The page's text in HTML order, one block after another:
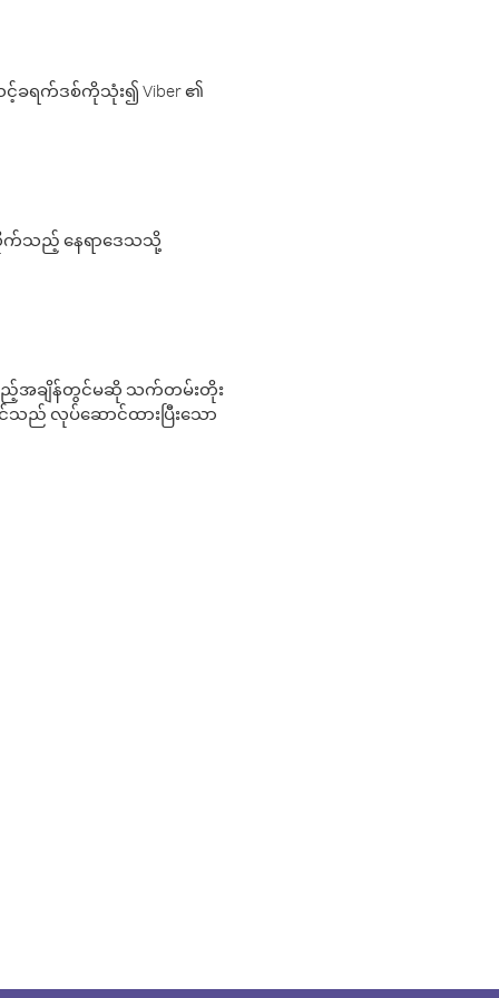
ခရက်ဒစ်ကိုသုံး၍ Viber ၏
လိုက်သည့် နေရာဒေသသို့
ည်သည့်အချိန်တွင်မဆို သက်တမ်းတိုး
ည် လုပ်ဆောင်ထားပြီးသော